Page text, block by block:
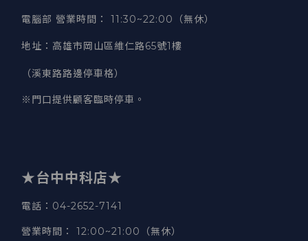
電腦部 營業時間 ： 11:30~22:00（無休）
地址 ： 高雄市岡山區維仁路65號1樓
（溪東路路邊停車格）
※門口提供顧客臨時停車。
★台中中科店★
電話 ：04-2652-7141
營業時間 ： 12:00~21:00（無休）